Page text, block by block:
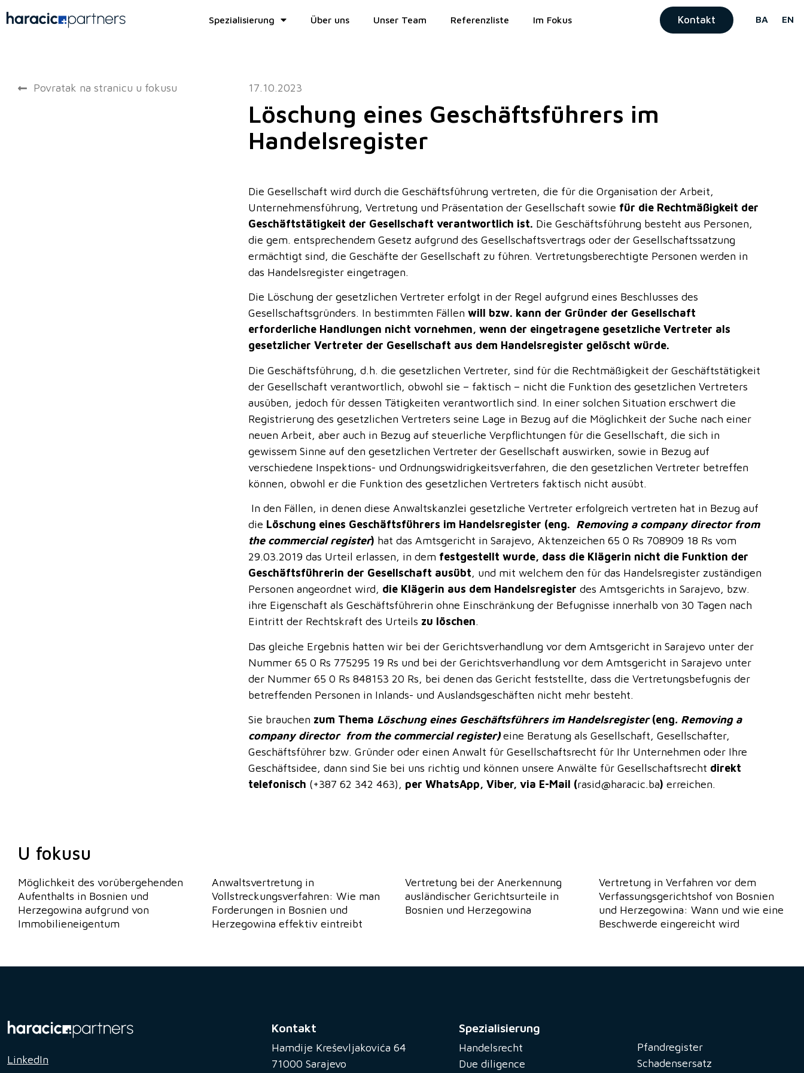
Spezialisierung Über uns Unser Team Referenzliste Im Fokus Kontakt BA EN
Povratak na stranicu u fokusu 17.10.2023
Löschung eines Geschäftsführers im
Handelsregister
Die Gesellschaft wird durch die Geschäftsführung vertreten, die für die Organisation der Arbeit,
Unternehmensführung, Vertretung und Präsentation der Gesellschaft sowie für die Rechtmäßigkeit der
Geschäftstätigkeit der Gesellschaft verantwortlich ist. Die Geschäftsführung besteht aus Personen,
die gem. entsprechendem Gesetz aufgrund des Gesellschaftsvertrags oder der Gesellschaftssatzung
ermächtigt sind, die Geschäfte der Gesellschaft zu führen. Vertretungsberechtigte Personen werden in
das Handelsregister eingetragen.
Die Löschung der gesetzlichen Vertreter erfolgt in der Regel aufgrund eines Beschlusses des
Gesellschaftsgründers. In bestimmten Fällenwill bzw. kann der Gründer der Gesellschaft
erforderliche Handlungen nicht vornehmen, wenn der eingetragene gesetzliche Vertreter als
gesetzlicher Vertreter der Gesellschaft aus dem Handelsregister gelöscht würde.
Die Geschäftsführung, d.h. die gesetzlichen Vertreter, sind für die Rechtmäßigkeit der Geschäftstätigkeit
der Gesellschaft verantwortlich, obwohl sie – faktisch – nicht die Funktion des gesetzlichen Vertreters
ausüben, jedoch für dessen Tätigkeiten verantwortlich sind. In einer solchen Situation erschwert die
Registrierung des gesetzlichen Vertreters seine Lage in Bezug auf die Möglichkeit der Suche nach einer
neuen Arbeit, aber auch in Bezug auf steuerliche Verpflichtungen für die Gesellschaft, die sich in
gewissem Sinne auf den gesetzlichen Vertreter der Gesellschaft auswirken, sowie in Bezug auf
verschiedene Inspektions- und Ordnungswidrigkeitsverfahren, die den gesetzlichen Vertreter betreffen
können, obwohl er die Funktion des gesetzlichen Vertreters faktisch nicht ausübt.
In den Fällen, in denen diese Anwaltskanzlei gesetzliche Vertreter erfolgreich vertreten hat in Bezug auf
die Löschung eines Geschäftsführers im Handelsregister (eng. Removing a company director from
the commercial register) hat das Amtsgericht in Sarajevo, Aktenzeichen 65 0 Rs 708909 18 Rs vom
29.03.2019 das Urteil erlassen, in dem festgestellt wurde, dass die Klägerin nicht die Funktion der
Geschäftsführerin der Gesellschaft ausübt, und mit welchem den für das Handelsregister zuständigen
Personen angeordnet wird, die Klägerin aus dem Handelsregister des Amtsgerichts in Sarajevo, bzw.
ihre Eigenschaft als Geschäftsführerin ohne Einschränkung der Befugnisse innerhalb von 30 Tagen nach
Eintritt der Rechtskraft des Urteils zu löschen.
Das gleiche Ergebnis hatten wir bei der Gerichtsverhandlung vor dem Amtsgericht in Sarajevo unter der
Nummer 65 0 Rs 775295 19 Rs und bei der Gerichtsverhandlung vor dem Amtsgericht in Sarajevo unter
der Nummer 65 0 Rs 848153 20 Rs, bei denen das Gericht feststellte, dass die Vertretungsbefugnis der
betreffenden Personen in Inlands- und Auslandsgeschäften nicht mehr besteht.
Sie brauchen zum Thema Löschung eines Geschäftsführers im Handelsregister (eng. Removing a
company director from the commercial register)eine Beratung als Gesellschaft, Gesellschafter,
Geschäftsführer bzw. Gründer oder einen Anwalt für Gesellschaftsrecht für Ihr Unternehmen oder Ihre
Geschäftsidee, dann sind Sie bei uns richtig und können unsere Anwälte für Gesellschaftsrecht direkt
telefonisch (+387 62 342 463), per WhatsApp, Viber, via E-Mail (rasid@haracic.ba) erreichen.
U fokusu
Möglichkeit des vorübergehenden
Aufenthalts in Bosnien und
Herzegowina aufgrund von
Immobilieneigentum
Anwaltsvertretung in
Vollstreckungsverfahren: Wie man
Forderungen in Bosnien und
Herzegowina effektiv eintreibt
Vertretung bei der Anerkennung
ausländischer Gerichtsurteile in
Bosnien und Herzegowina
Vertretung in Verfahren vor dem
Verfassungsgerichtshof von Bosnien
und Herzegowina: Wann und wie eine
Beschwerde eingereicht wird
LinkedIn
Kontakt
Hamdije Kreševljakovića 64
71000 Sarajevo
Spezialisierung
Handelsrecht
Due diligence
Pfandregister
Schadensersatz